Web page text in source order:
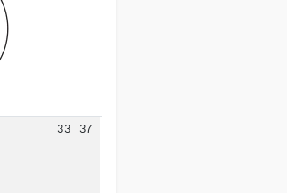
33 37